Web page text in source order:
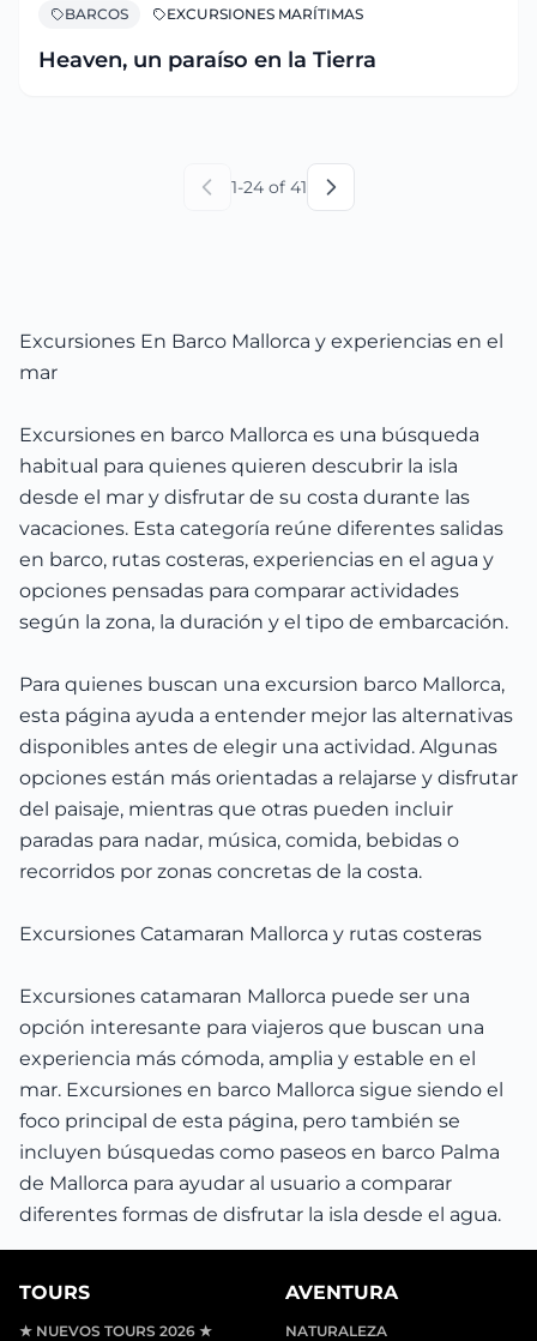
BARCOS EXCURSIONES MARÍTIMAS
Heaven, un paraíso en la Tierra
1-24of 41
Excursiones En Barco Mallorca y experiencias en el
mar
Excursiones en barco Mallorca es una búsqueda
habitual para quienes quieren descubrir la isla
desde el mar y disfrutar de su costa durante las
vacaciones. Esta categoría reúne diferentes salidas
en barco, rutas costeras, experiencias en el agua y
opciones pensadas para comparar actividades
según la zona, la duración y el tipo de embarcación.
Para quienes buscan una excursion barco Mallorca,
esta página ayuda a entender mejor las alternativas
disponibles antes de elegir una actividad. Algunas
opciones están más orientadas a relajarse y disfrutar
del paisaje, mientras que otras pueden incluir
paradas para nadar, música, comida, bebidas o
recorridos por zonas concretas de la costa.
Excursiones Catamaran Mallorca y rutas costeras
Excursiones catamaran Mallorca puede ser una
opción interesante para viajeros que buscan una
experiencia más cómoda, amplia y estable en el
mar. Excursiones en barco Mallorca sigue siendo el
foco principal de esta página, pero también se
incluyen búsquedas como paseos en barco Palma
de Mallorca para ayudar al usuario a comparar
diferentes formas de disfrutar la isla desde el agua.
TOURS
★ NUEVOS TOURS 2026 ★
AVENTURA
NATURALEZA